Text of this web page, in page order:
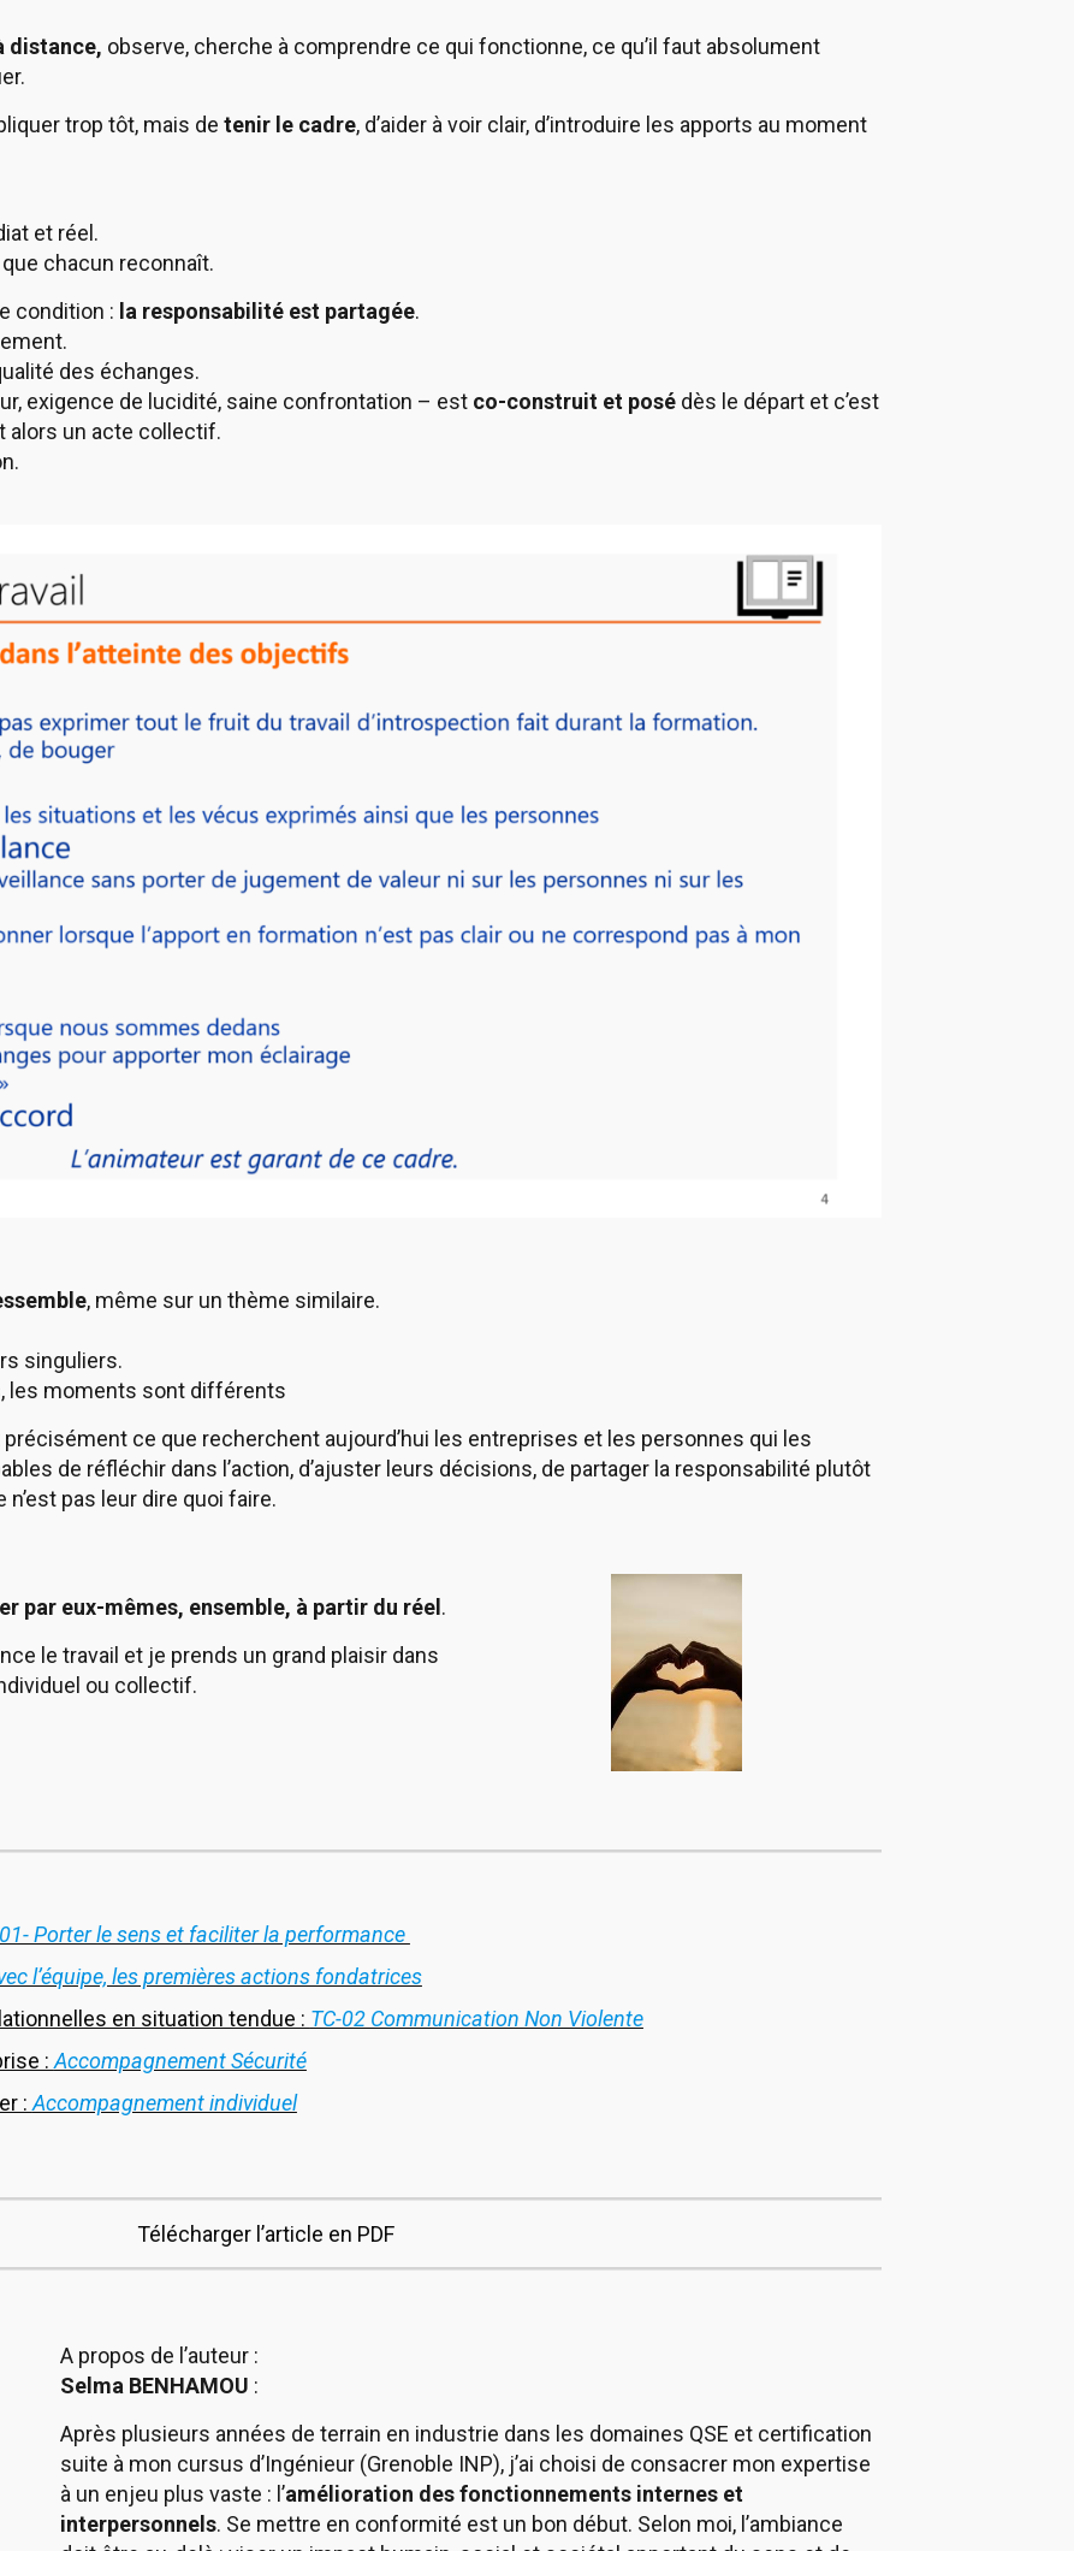
distance, observe, cherche à comprendre ce qui fonctionne, ce qu’il faut absolument
trop tôt, mais de tenir le cadre, d’aider à voir clair, d’introduire les apports au moment
et réel.
chacun reconnaît.
condition : la responsabilité est partagée.
des échanges.
exigence de lucidité, saine confrontation – est co-construit et posé dès le départ et c’est
alors un acte collectif.
, même sur un thème similaire.
singuliers.
les moments sont différents
ce que recherchent aujourd’hui les entreprises et les personnes qui les
de réfléchir dans l’action, d’ajuster leurs décisions, de partager la responsabilité plutôt
n’est pas leur dire quoi faire.
par eux-mêmes, ensemble, à partir du réel .
le travail et je prends un grand plaisir dans
ou collectif.
Porter le sens et faciliter la performance
l’équipe, les premières actions fondatrices
en situation tendue : TC-02 Communication Non Violente
: Accompagnement Sécurité
: Accompagnement individuel
Télécharger l’article en PDF
A propos de l’auteur :
Selma BENHAMOU :
Après plusieurs années de terrain en industrie dans les domaines QSE et certification
suite à mon cursus d’Ingénieur (Grenoble INP), j’ai choisi de consacrer mon expertise
à un enjeu plus vaste : l’amélioration des fonctionnements internes et
interpersonnels. Se mettre en conformité est un bon début. Selon moi, l’ambiance